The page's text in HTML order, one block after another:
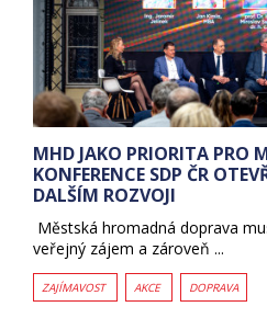
MHD JAKO PRIORITA PRO
KONFERENCE SDP ČR
DALŠÍM ROZVOJI
Městská hromadná doprava
veřejný zájem a zároveň ...
ZAJÍMAVOST AKCE DOPRAVA